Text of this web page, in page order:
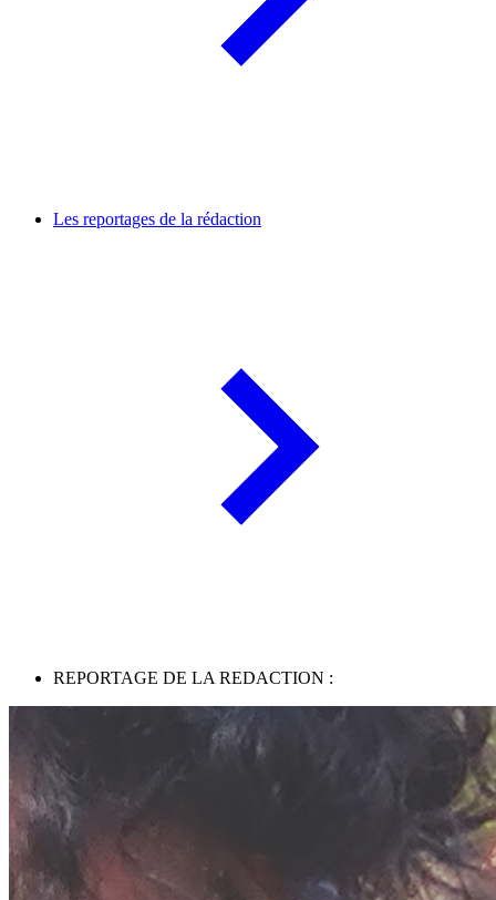
Les reportages de la rédaction
REPORTAGE DE LA REDACTION :